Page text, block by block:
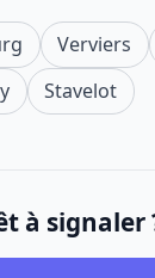
Verviers
Stavelot
à signaler